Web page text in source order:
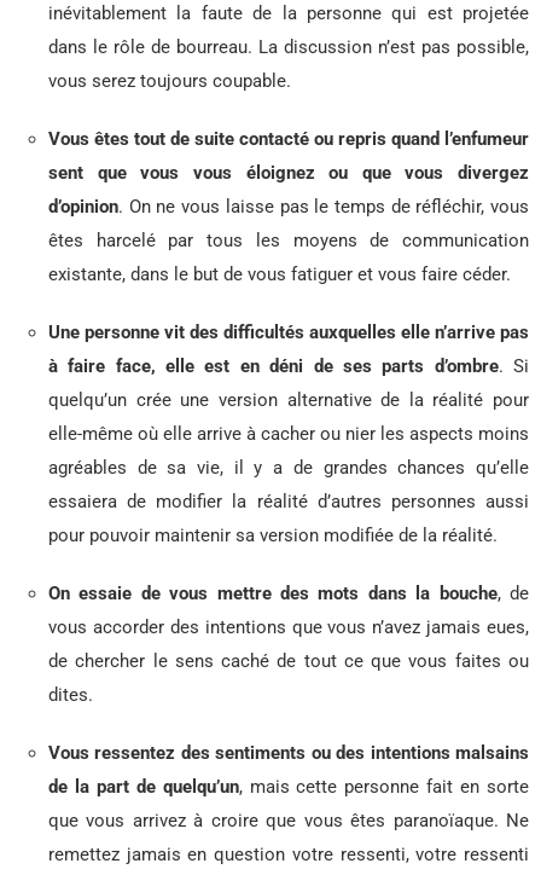
inévitablement la faute de la personne qui est projetée
dans le rôle de bourreau. La discussion n’est pas possible,
vous serez toujours coupable.
Vous êtes tout de suite contacté ou repris quand l’enfumeur
sent que vous vous éloignez ou que vous divergez
d’opinion. On ne vous laisse pas le temps de réfléchir, vous
êtes harcelé par tous les moyens de communication
existante, dans le but de vous fatiguer et vous faire céder.
Une personne vit des difficultés auxquelles elle n’arrive pas
à faire face, elle est en déni de ses parts d’ombre. Si
quelqu’un crée une version alternative de la réalité pour
elle-même où elle arrive à cacher ou nier les aspects moins
agréables de sa vie, il y a de grandes chances qu’elle
essaiera de modifier la réalité d’autres personnes aussi
pour pouvoir maintenir sa version modifiée de la réalité.
On essaie de vous mettre des mots dans la bouche, de
vous accorder des intentions que vous n’avez jamais eues,
de chercher le sens caché de tout ce que vous faites ou
dites.
Vous ressentez des sentiments ou des intentions malsains
de la part de quelqu’un, mais cette personne fait en sorte
que vous arrivez à croire que vous êtes paranoïaque. Ne
remettez jamais en question votre ressenti, votre ressenti